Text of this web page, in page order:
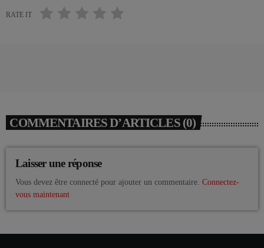
RATE IT
COMMENTAIRES D’ARTICLES (0)
Laisser une réponse
Vous devez être connecté pour ajouter un commentaire. Connectez-
vous maintenant